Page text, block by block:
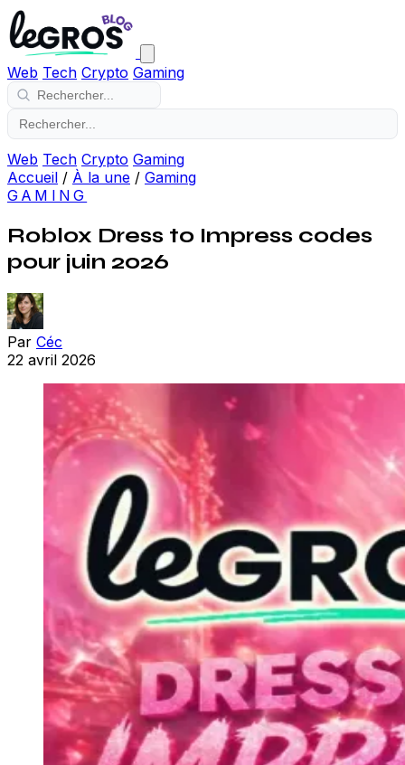
Web Tech Crypto Gaming
Web Tech Crypto Gaming
Accueil / À la une / Gaming
GAMING
Roblox Dress to Impress codes
pour juin 2026
Par Céc
22 avril 2026